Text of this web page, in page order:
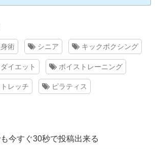
術 シニア キックボクシング
ダイエット ボイストレーニング
トレッチ ピラティス
今すぐ30秒で投稿出来る